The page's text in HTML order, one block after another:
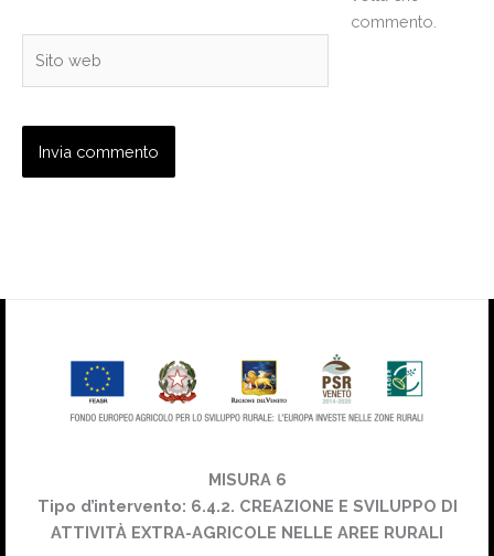
web
commento.
MISURA 6
Tipo d’intervento: 6.4.2. CREAZIONE E SVILUPPO DI
ATTIVITÀ EXTRA-AGRICOLE NELLE AREE RURALI